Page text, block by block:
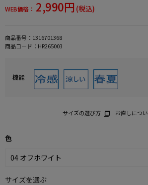
WEB価格： 2,990円 (税込)
商品番号： 1316701368
商品コード： HR265003
機能
サイズの選び方 お直しにつ
色
サイズを選ぶ